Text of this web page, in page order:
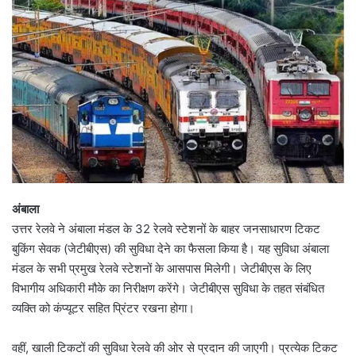
अंबाला
उत्तर रेलवे ने अंबाला मंडल के 32 रेलवे स्टेशनों के बाहर जनसाधारण टिकट
बुकिंग सेवक (जेटीबीएस) की सुविधा देने का फैसला किया है। यह सुविधा अंबाला
मंडल के सभी प्रमुख रेलवे स्टेशनों के आसपास मिलेगी। जेटीबीएस के लिए
विभागीय अधिकारी मौके का निरीक्षण करेंगे। जेटीबीएस सुविधा के तहत संबंधित
व्यक्ति को कंप्यूटर सहित प्रिंटर रखना होगा।
वहीं, खाली टिकटों की सुविधा रेलवे की ओर से प्रदान की जाएगी। प्रत्येक टिकट